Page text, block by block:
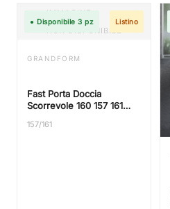
IMMAGINE
NON DISPONIBILE
● Disponibile 3 pz Listino
GRANDFORM
Fast Porta Doccia
Scorrevole 160 157 161
157/161